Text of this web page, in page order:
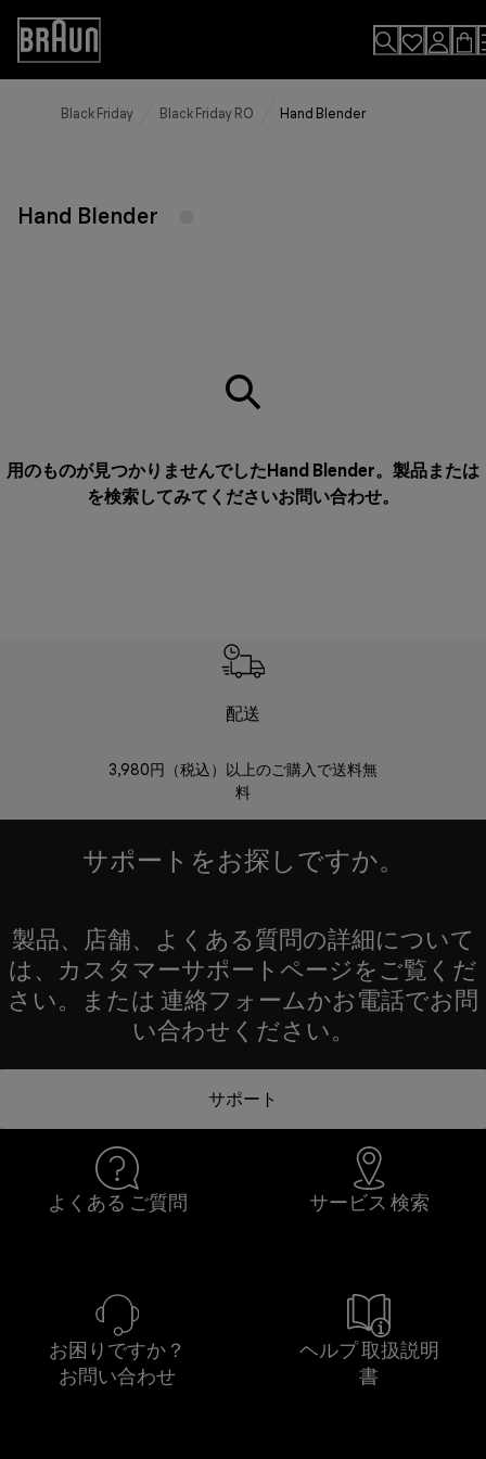
Skip
Content
Accessibility
Statement
Black Friday Black Friday RO Hand Blender
Hand Blender
用のものが見つかりませんでしたHand Blender。製品または
を検索してみてくださいお問い合わせ。
配送
3,980円（税込）以上のご購入で送料無
料
サポートをお探しですか。
製品、店舗、よくある質問の詳細について
は、カスタマーサポートページをご覧くだ
さい。または 連絡フォームかお電話でお問
い合わせください。
サポート
よくある ご質問 サービス 検索
お困りですか？
お問い合わせ
ヘルプ 取扱説明
書